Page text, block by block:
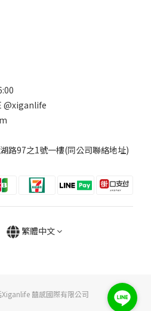
@xiganlife
路97之1號一樓(同公司聯絡地址)
繁體中文
囍感國際有限公司